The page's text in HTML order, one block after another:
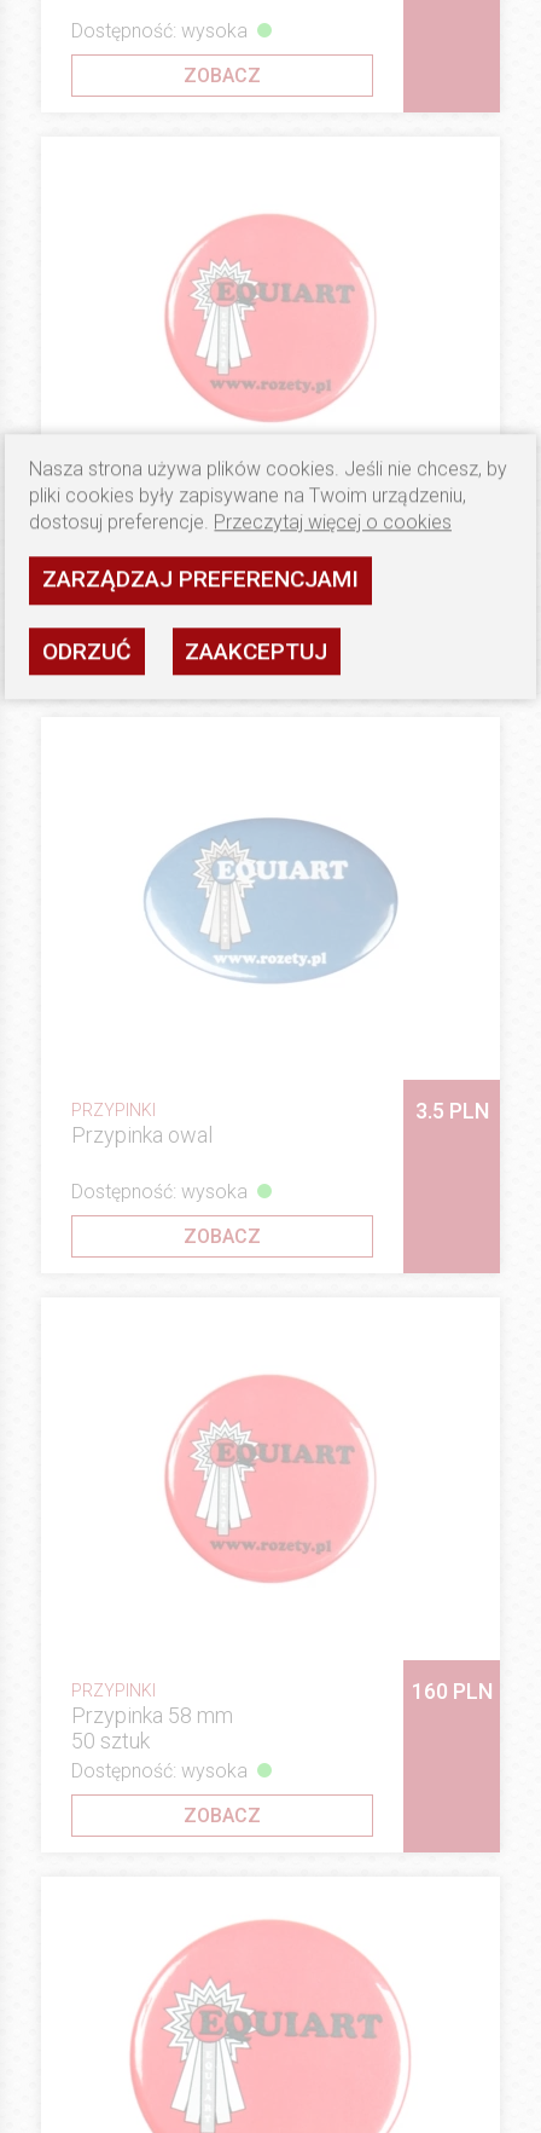
Dostępność: wysoka
ZOBACZ
PRZYPINKI
Przypinka 58 mm
100 sztuk
300 PLN
Dostępność: wysoka
ZOBACZ
PRZYPINKI
Przypinka owal
3.5 PLN
Dostępność: wysoka
ZOBACZ
PRZYPINKI
Przypinka 58 mm
50 sztuk
160 PLN
Dostępność: wysoka
ZOBACZ
Nasza strona używa plików cookies. Jeśli nie chcesz, by
pliki cookies były zapisywane na Twoim urządzeniu,
dostosuj preferencje. Przeczytaj więcej o cookies
ZARZĄDZAJ PREFERENCJAMI
ODRZUĆ ZAAKCEPTUJ